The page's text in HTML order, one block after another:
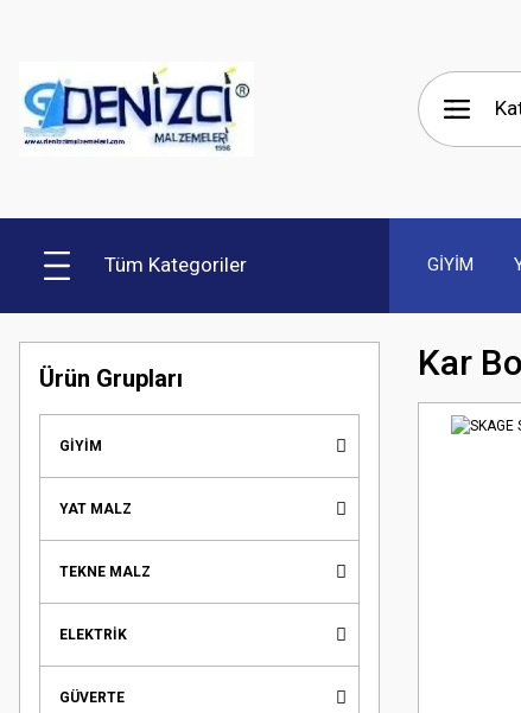
Tüm Kategoriler GİYİM
Ürün Grupları
GİYİM
YAT MALZ
TEKNE MALZ
ELEKTRİK
GÜVERTE
Kar